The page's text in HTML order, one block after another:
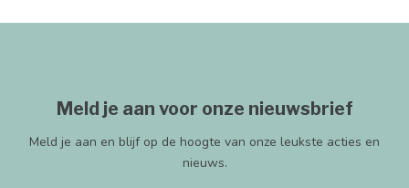
Meld je aan voor onze nieuwsbrief
Meld je aan en blijf op de hoogte van onze leukste acties en
nieuws.